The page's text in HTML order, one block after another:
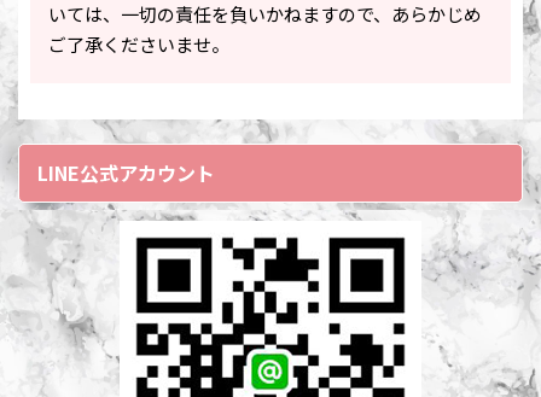
いては、一切の責任を負いかねますので、あらかじめ
ご了承くださいませ。
LINE公式アカウント